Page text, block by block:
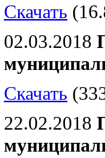
Скачать
02.03.2018
Скачать
22.02.2018